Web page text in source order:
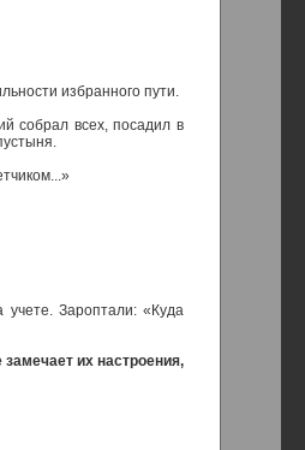
избранного пути.
собрал всех, посадил в
Зароптали: «Куда
их настроения,